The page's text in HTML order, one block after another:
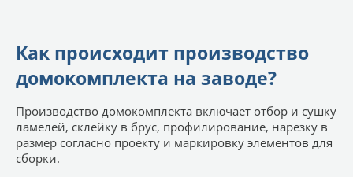
Как происходит производство
домокомплекта на заводе?
Производство домокомплекта включает отбор и сушку
ламелей, склейку в брус, профилирование, нарезку в
размер согласно проекту и маркировку элементов для
сборки.